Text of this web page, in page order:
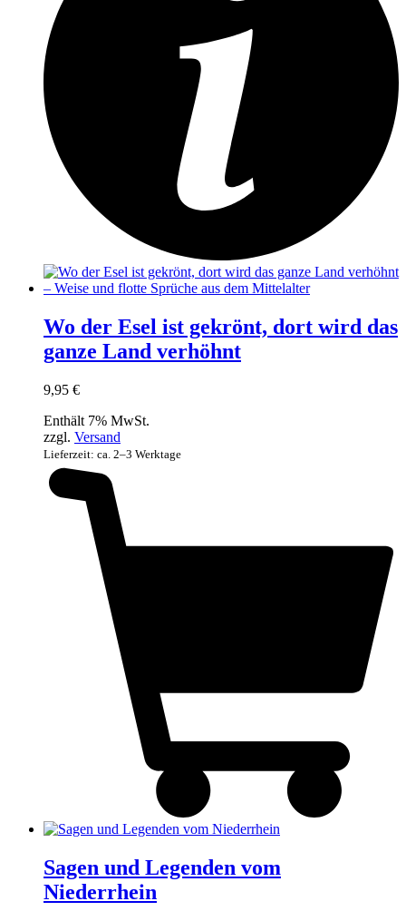
Wo der Esel ist gekrönt, dort wird das
ganze Land verhöhnt
9,95 €
Enthält 7% MwSt.
zzgl. Versand
Lieferzeit: ca. 2–3 Werktage
Sagen und Legenden vom
Niederrhein